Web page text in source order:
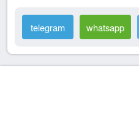
whatsapp
telegram